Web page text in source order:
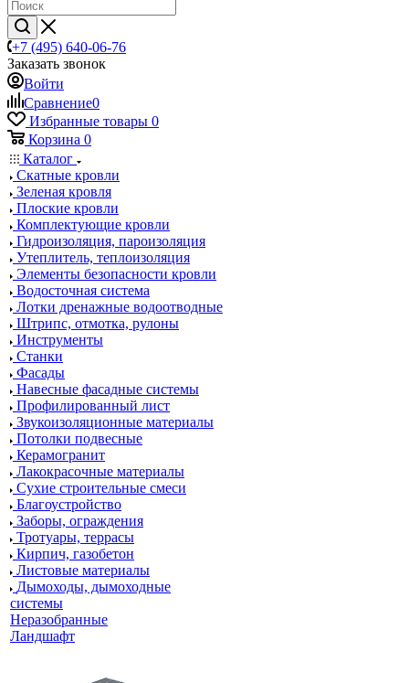
+7 (495) 640-06-76
Заказать звонок
Войти
Сравнение0
Избранные товары 0
Корзина 0
Каталог
Скатные кровли
Зеленая кровля
Плоские кровли
Комплектующие кровли
Гидроизоляция, пароизоляция
Утеплитель, теплоизоляция
Элементы безопасности кровли
Водосточная система
Лотки дренажные водоотводные
Штрипс, отмотка, рулоны
Инструменты
Станки
Фасады
Навесные фасадные системы
Профилированный лист
Звукоизоляционные материалы
Потолки подвесные
Керамогранит
Лакокрасочные материалы
Сухие строительные смеси
Благоустройство
Заборы, ограждения
Тротуары, террасы
Кирпич, газобетон
Листовые материалы
Дымоходы, дымоходные
системы
Неразобранные
Ландшафт